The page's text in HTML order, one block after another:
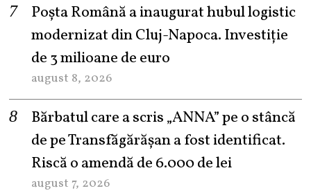
Poșta Română a inaugurat hubul logistic
modernizat din Cluj-Napoca. Investiție
de 3 milioane de euro
august 8, 2026
Bărbatul care a scris „ANNA” pe o stâncă
de pe Transfăgărășan a fost identificat.
Riscă o amendă de 6.000 de lei
august 7, 2026